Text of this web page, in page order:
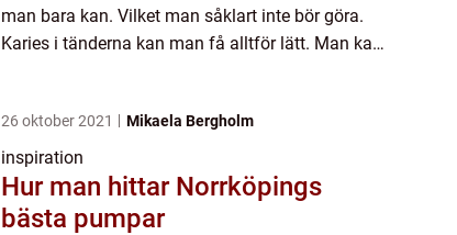
man bara kan. Vilket man såklart inte bör göra.
Karies i tänderna kan man få alltför lätt. Man kan
26 oktober 2021 Mikaela Bergholm
inspiration
Hur man hittar Norrköpings
bästa pumpar